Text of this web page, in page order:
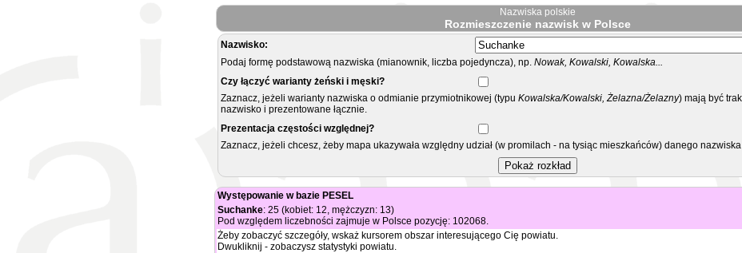
Nazwiska polskie
Rozmieszczenie nazwisk w Polsce
Nazwisko:
Podaj formę podstawową nazwiska (mianownik, liczba pojedyncza), np. Nowak, Kowalski, Kowalska...
Czy łączyć warianty żeński i męski?
Zaznacz, jeżeli warianty nazwiska o odmianie przymiotnikowej (typu Kowalska/Kowalski, Żelazna/Żelazny) mają być
nazwisko i prezentowane łącznie.
Prezentacja częstości względnej?
Zaznacz, jeżeli chcesz, żeby mapa ukazywała względny udział (w promilach - na tysiąc mieszkańców) danego
Występowanie w bazie PESEL
Suchanke: 25 (kobiet: 12, mężczyzn: 13)
Pod względem liczebności zajmuje w Polsce pozycję: 102068.
Żeby zobaczyć szczegóły, wskaż kursorem obszar interesującego Cię powiatu.
Dwukliknij - zobaczysz statystyki powiatu.